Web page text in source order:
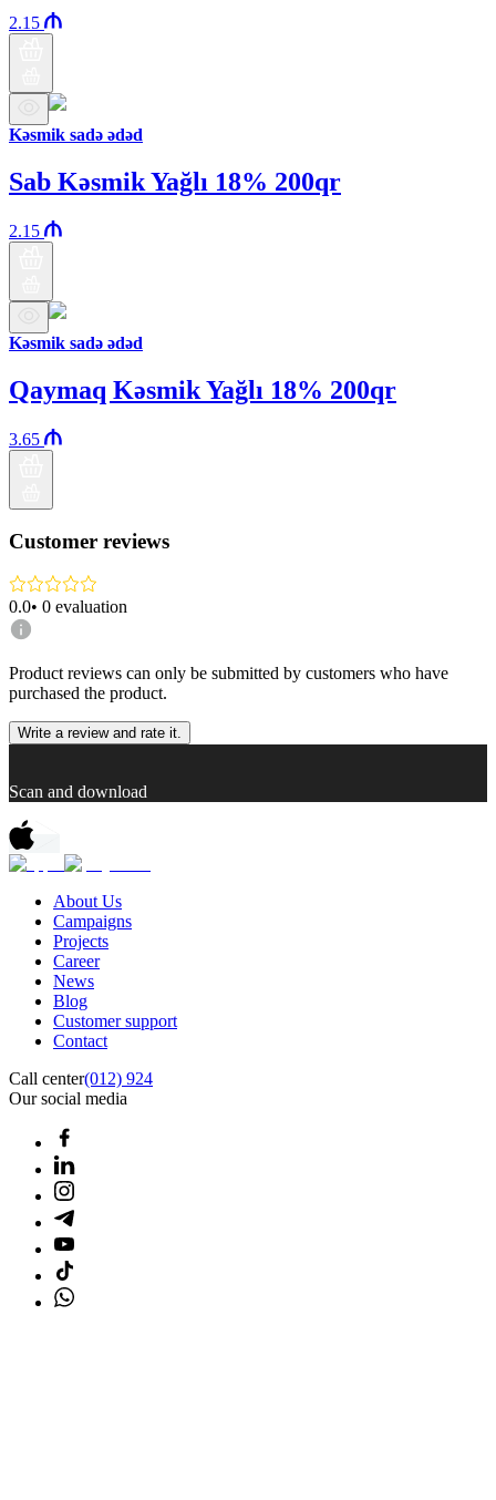
2.15
Kəsmik sadə ədəd
Sab Kəsmik Yağlı 18% 200qr
2.15
Kəsmik sadə ədəd
Qaymaq Kəsmik Yağlı 18% 200qr
3.65
Customer reviews
0.0• 0 evaluation
Product reviews can only be submitted by customers who have
purchased the product.
Write a review and rate it.
Scan and download
About Us
Campaigns
Projects
Career
News
Blog
Customer support
Contact
Call center(012) 924
Our social media